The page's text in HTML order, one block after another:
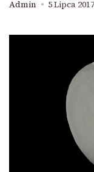
Admin 5 Lipca 2017